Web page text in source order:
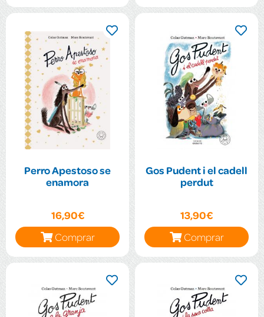
Perro Apestoso se
enamora
16,90€
Comprar
Gos Pudent i el cadell
perdut
13,90€
Comprar